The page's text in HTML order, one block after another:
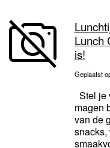
Lunch
is!
Geplaatst
Stel je
magen
van de
snacks,